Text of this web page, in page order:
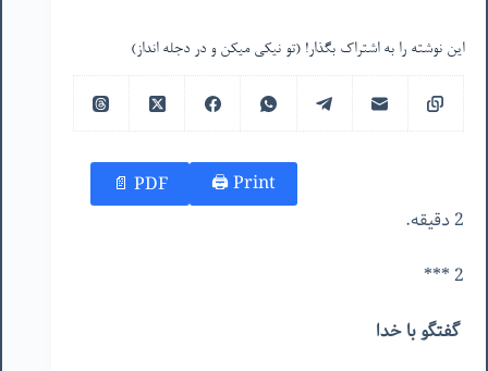
این نوشته را به اشتراک بگذار! (تو نیکی میکن و در دجله انداز)
Print 🖨
PDF 📄
2 دقیقه.
2 ***
گفتگو با خدا